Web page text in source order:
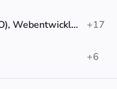
Suchmaschinenoptimierung (SEO), Webentwicklung, Lokales SEO
+17
+6